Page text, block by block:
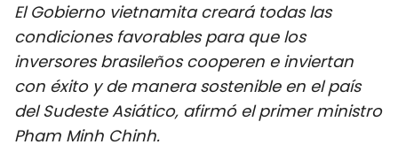
SALUD - MEDIO AMBIENTE
CULTURA - ENTRETENIMIENTO
INTERNACIONAL
El Gobierno vietnamita creará todas las
condiciones favorables para que los
inversores brasileños cooperen e inviertan
con éxito y de manera sostenible en el país
del Sudeste Asiático, afirmó el primer ministro
Pham Minh Chinh.